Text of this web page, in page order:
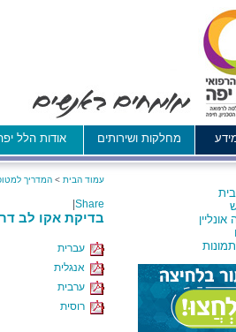
מחלקות ושירותים אודות הלל
עמוד הבית > המדריך
Share
בדיקת אקו לב
עברית
אנגלית
ערבית
רוסית